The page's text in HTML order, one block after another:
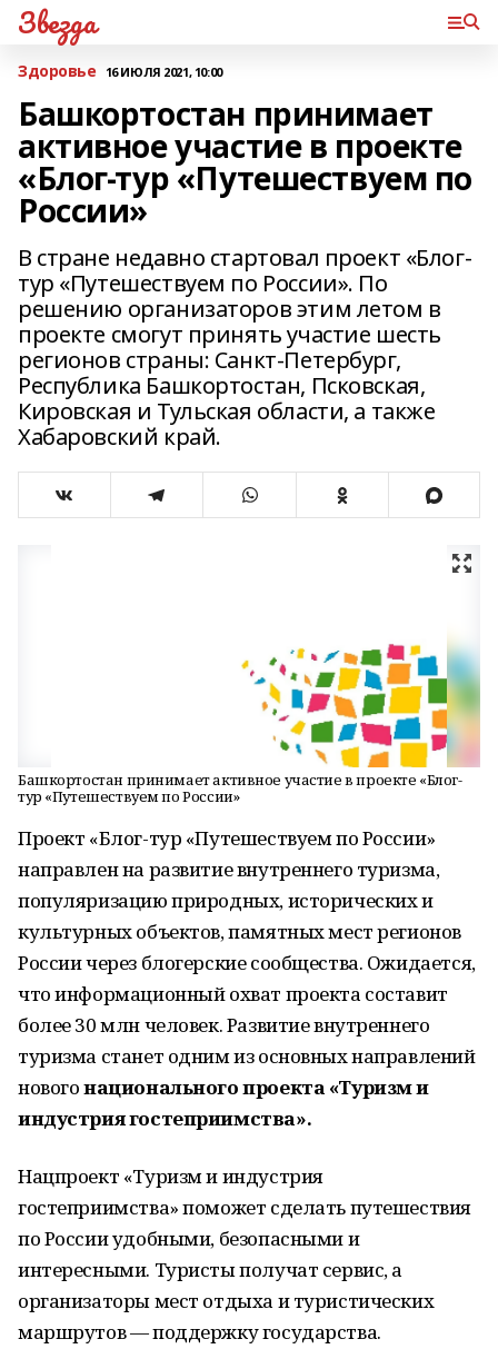
Звезда
Здоровье 16 ИЮЛЯ 2021, 10:00
Башкортостан принимает
активное участие в проекте
«Блог-тур «Путешествуем по
России»
В стране недавно стартовал проект «Блог-
тур «Путешествуем по России». По
решению организаторов этим летом в
проекте смогут принять участие шесть
регионов страны: Санкт-Петербург,
Республика Башкортостан, Псковская,
Кировская и Тульская области, а также
Хабаровский край.
Башкортостан принимает активное участие в проекте «Блог-
тур «Путешествуем по России»
Проект «Блог-тур «Путешествуем по России»
направлен на развитие внутреннего туризма,
популяризацию природных, исторических и
культурных объектов, памятных мест регионов
России через блогерские сообщества. Ожидается,
что информационный охват проекта составит
более 30 млн человек. Развитие внутреннего
туризма станет одним из основных направлений
новогонационального проекта «Туризм и
индустрия гостеприимства».
Нацпроект «Туризм и индустрия
гостеприимства» поможет сделать путешествия
по России удобными, безопасными и
интересными. Туристы получат сервис, а
организаторы мест отдыха и туристических
маршрутов — поддержку государства.